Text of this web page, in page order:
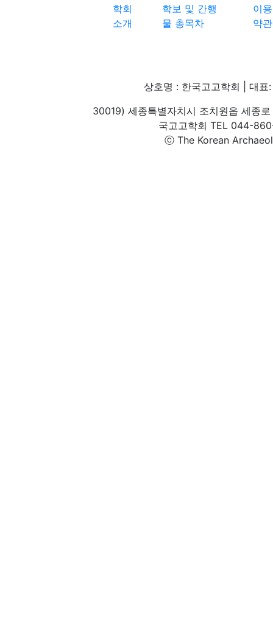
학회
소개
학보 및 간행
물 총목차
이용
약관
상호명 : 한국고고학회 | 대
30019) 세종특별자치시 조치원읍 세종
국고고학회 TEL 044-
ⓒ The Korean